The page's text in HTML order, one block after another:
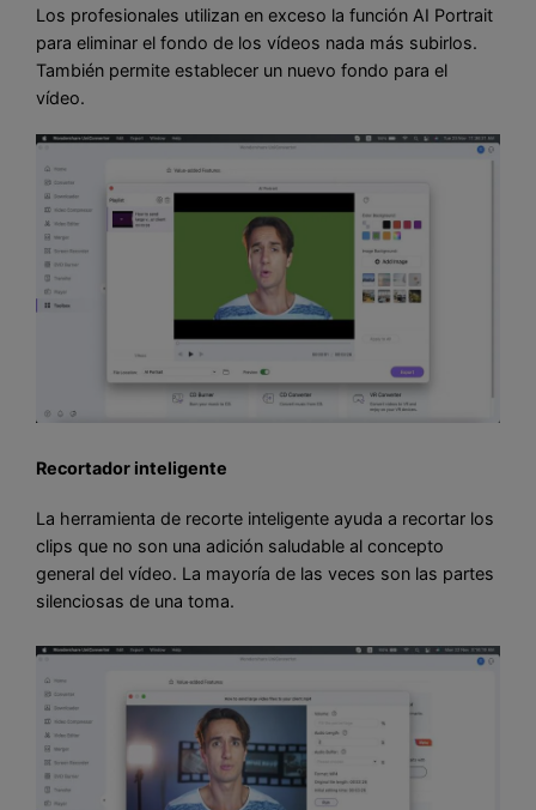
Los profesionales utilizan en exceso la función AI Portrait
para eliminar el fondo de los vídeos nada más subirlos.
También permite establecer un nuevo fondo para el
vídeo.
Recortador inteligente
La herramienta de recorte inteligente ayuda a recortar los
clips que no son una adición saludable al concepto
general del vídeo. La mayoría de las veces son las partes
silenciosas de una toma.